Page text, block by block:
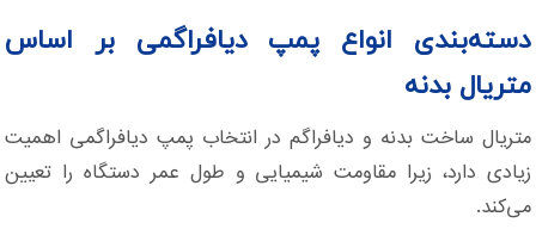
دسته‌بندی انواع پمپ دیافراگمی بر اساس
متریال بدنه
متریال ساخت بدنه و دیافراگم در انتخاب پمپ دیافراگمی اهمیت
زیادی دارد، زیرا مقاومت شیمیایی و طول عمر دستگاه را تعیین
می‌کند.